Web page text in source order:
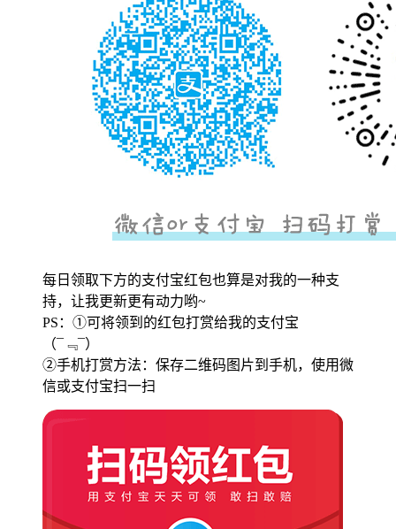
每日领取下方的支付宝红包也算是对我的一种支
持，让我更新更有动力哟~
PS：①可将领到的红包打赏给我的支付宝
（¯﹃¯）
②手机打赏方法：保存二维码图片到手机，使用微
信或支付宝扫一扫